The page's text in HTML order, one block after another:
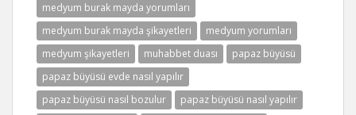
medyum burak mayda yorumları
medyum burak mayda şikayetleri
medyum yorumları
medyum şikayetleri
muhabbet duası
papaz büyüsü
papaz büyüsü evde nasıl yapılır
papaz büyüsü nasıl bozulur
papaz büyüsü nasıl yapılır